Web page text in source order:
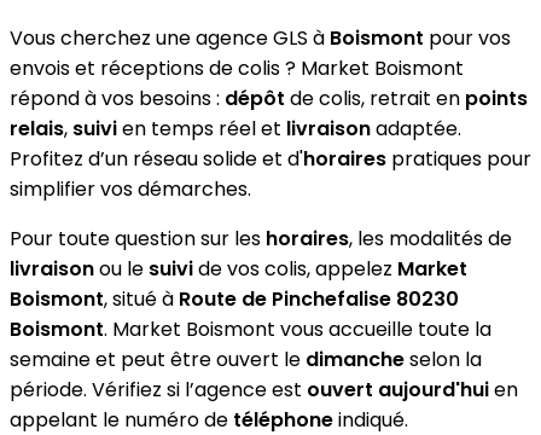
Vous cherchez une agence GLS à Boismont pour vos
envois et réceptions de colis ? Market Boismont
répond à vos besoins : dépôt de colis, retrait en points
relais, suivien temps réel et livraisonadaptée.
Profitez d’un réseau solide et d'horaires pratiques pour
simplifier vos démarches.
Pour toute question sur les horaires, les modalités de
livraisonou le suivide vos colis, appelez Market
Boismont, situé à Route de Pinchefalise 80230
Boismont. Market Boismont vous accueille toute la
semaine et peut être ouvert le dimancheselon la
période. Vérifiez si l’agence est ouvert aujourd'huien
appelant le numéro de téléphoneindiqué.